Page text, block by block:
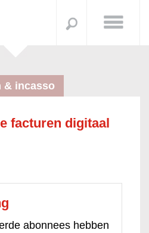
& incasso
facturen digitaal
abonnees hebben